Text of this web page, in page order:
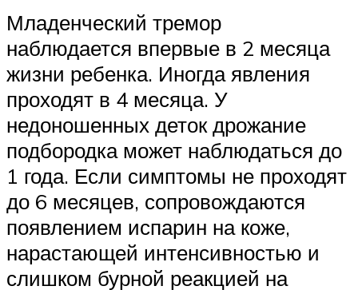
Младенческий тремор
наблюдается впервые в 2 месяца
жизни ребенка. Иногда явления
проходят в 4 месяца. У
недоношенных деток дрожание
подбородка может наблюдаться до
1 года. Если симптомы не проходят
до 6 месяцев, сопровождаются
появлением испарин на коже,
нарастающей интенсивностью и
слишком бурной реакцией на